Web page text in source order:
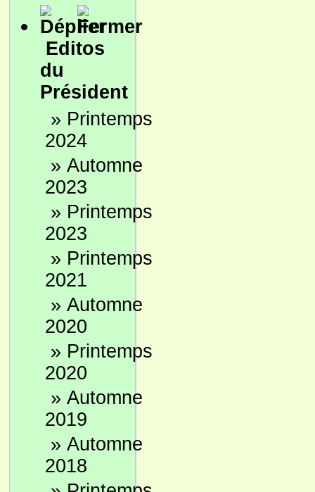
Editos
du
Président
» Printemps
2024
» Automne
2023
» Printemps
2023
» Printemps
2021
» Automne
2020
» Printemps
2020
» Automne
2019
» Automne
2018